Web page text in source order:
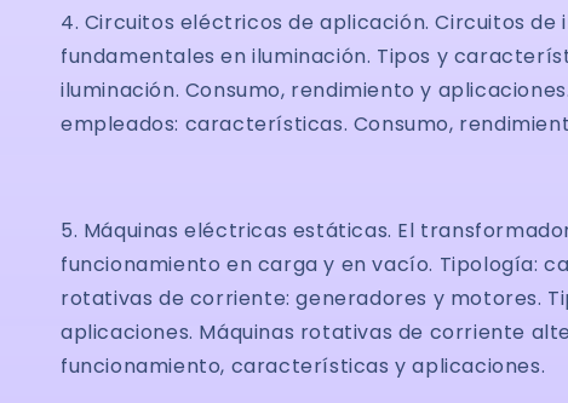
4. Circuitos eléctricos de aplicación. Circuitos de
fundamentales en iluminación. Tipos y
iluminación. Consumo, rendimiento y
empleados: características. Consumo,
5. Máquinas eléctricas estáticas. El
funcionamiento en carga y en vacío. Tipología:
rotativas de corriente: generadores y motores.
aplicaciones. Máquinas rotativas de corriente
funcionamiento, características y aplicaciones.